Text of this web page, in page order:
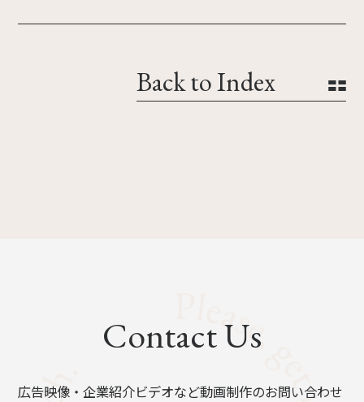
Back to Index
Contact Us
広告映像・企業紹介ビデオなど動画制作のお問い合わせ